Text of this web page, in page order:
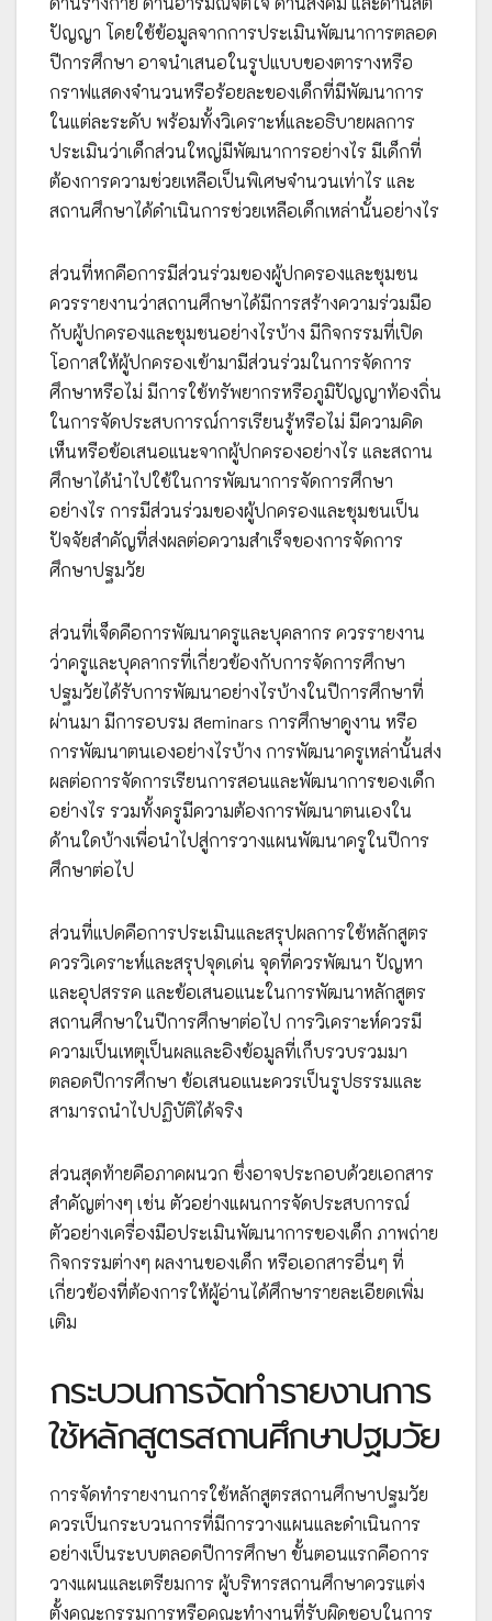
ปัญญา โดยใช้ข้อมูลจากการประเมินพัฒนาการตลอด
ปีการศึกษา อาจนำเสนอในรูปแบบของตารางหรือ
กราฟแสดงจำนวนหรือร้อยละของเด็กที่มีพัฒนาการ
ในแต่ละระดับ พร้อมทั้งวิเคราะห์และอธิบายผลการ
ประเมินว่าเด็กส่วนใหญ่มีพัฒนาการอย่างไร มีเด็กที่
ต้องการความช่วยเหลือเป็นพิเศษจำนวนเท่าไร และ
สถานศึกษาได้ดำเนินการช่วยเหลือเด็กเหล่านั้นอย่างไร
ส่วนที่หกคือการมีส่วนร่วมของผู้ปกครองและชุมชน
ควรรายงานว่าสถานศึกษาได้มีการสร้างความร่วมมือ
กับผู้ปกครองและชุมชนอย่างไรบ้าง มีกิจกรรมที่เปิด
โอกาสให้ผู้ปกครองเข้ามามีส่วนร่วมในการจัดการ
ศึกษาหรือไม่ มีการใช้ทรัพยากรหรือภูมิปัญญาท้องถิ่น
ในการจัดประสบการณ์การเรียนรู้หรือไม่ มีความคิด
เห็นหรือข้อเสนอแนะจากผู้ปกครองอย่างไร และสถาน
ศึกษาได้นำไปใช้ในการพัฒนาการจัดการศึกษา
อย่างไร การมีส่วนร่วมของผู้ปกครองและชุมชนเป็น
ปัจจัยสำคัญที่ส่งผลต่อความสำเร็จของการจัดการ
ศึกษาปฐมวัย
ส่วนที่เจ็ดคือการพัฒนาครูและบุคลากร ควรรายงาน
ว่าครูและบุคลากรที่เกี่ยวข้องกับการจัดการศึกษา
ปฐมวัยได้รับการพัฒนาอย่างไรบ้างในปีการศึกษาที่
ผ่านมา มีการอบรม สeminars การศึกษาดูงาน หรือ
การพัฒนาตนเองอย่างไรบ้าง การพัฒนาครูเหล่านั้นส่ง
ผลต่อการจัดการเรียนการสอนและพัฒนาการของเด็ก
อย่างไร รวมทั้งครูมีความต้องการพัฒนาตนเองใน
ด้านใดบ้างเพื่อนำไปสู่การวางแผนพัฒนาครูในปีการ
ศึกษาต่อไป
ส่วนที่แปดคือการประเมินและสรุปผลการใช้หลักสูตร
ควรวิเคราะห์และสรุปจุดเด่น จุดที่ควรพัฒนา ปัญหา
และอุปสรรค และข้อเสนอแนะในการพัฒนาหลักสูตร
สถานศึกษาในปีการศึกษาต่อไป การวิเคราะห์ควรมี
ความเป็นเหตุเป็นผลและอิงข้อมูลที่เก็บรวบรวมมา
ตลอดปีการศึกษา ข้อเสนอแนะควรเป็นรูปธรรมและ
สามารถนำไปปฏิบัติได้จริง
ส่วนสุดท้ายคือภาคผนวก ซึ่งอาจประกอบด้วยเอกสาร
สำคัญต่างๆ เช่น ตัวอย่างแผนการจัดประสบการณ์
ตัวอย่างเครื่องมือประเมินพัฒนาการของเด็ก ภาพถ่าย
กิจกรรมต่างๆ ผลงานของเด็ก หรือเอกสารอื่นๆ ที่
เกี่ยวข้องที่ต้องการให้ผู้อ่านได้ศึกษารายละเอียดเพิ่ม
เติม
กระบวนการจัดทำรายงานการ
ใช้หลักสูตรสถานศึกษาปฐมวัย
การจัดทำรายงานการใช้หลักสูตรสถานศึกษาปฐมวัย
ควรเป็นกระบวนการที่มีการวางแผนและดำเนินการ
อย่างเป็นระบบตลอดปีการศึกษา ขั้นตอนแรกคือการ
วางแผนและเตรียมการ ผู้บริหารสถานศึกษาควรแต่ง
ตั้งคณะกรรมการหรือคณะทำงานที่รับผิดชอบในการ